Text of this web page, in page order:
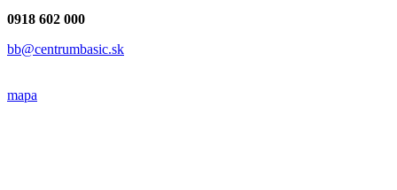
0918 602 000
bb@centrumbasic.sk
mapa